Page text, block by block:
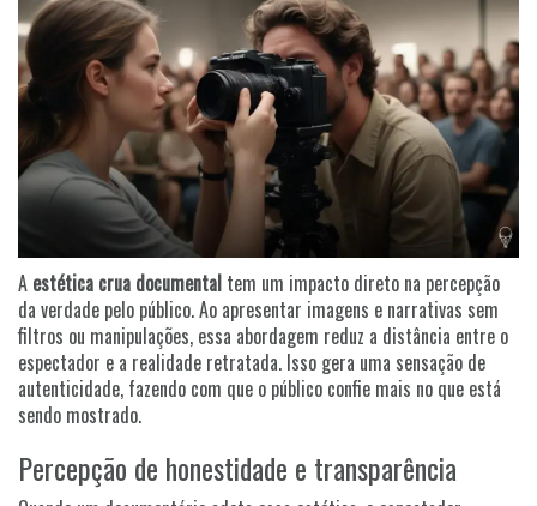
A estética crua documental tem um impacto direto na percepção
da verdade pelo público. Ao apresentar imagens e narrativas sem
filtros ou manipulações, essa abordagem reduz a distância entre o
espectador e a realidade retratada. Isso gera uma sensação de
autenticidade, fazendo com que o público confie mais no que está
sendo mostrado.
Percepção de honestidade e transparência